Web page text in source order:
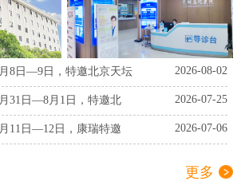
月8日—9日，特邀北京天坛 2026-08-02
31日—8月1日，特邀北 2026-07-25
11日—12日，康瑞特邀 2026-07-06
更多